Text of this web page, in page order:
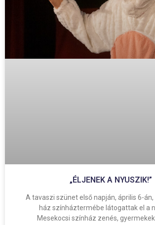
„ÉLJENEK A NYUSZIK!”
A tavaszi szünet első napján, április 6-án,
ház színháztermébe látogattak el a
Mesekocsi színház zenés,